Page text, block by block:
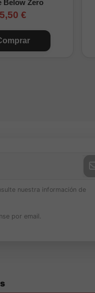
Below Zero
5,50 €
nuestra información de
por email.